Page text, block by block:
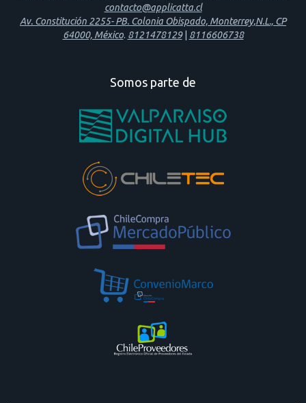
contacto@applicatta.cl
Av. Constitución 2255- PB. Colonia Obispado, Monterrey,N.L., CP
64000, México. 8121478129| 8116606738
Somos parte de